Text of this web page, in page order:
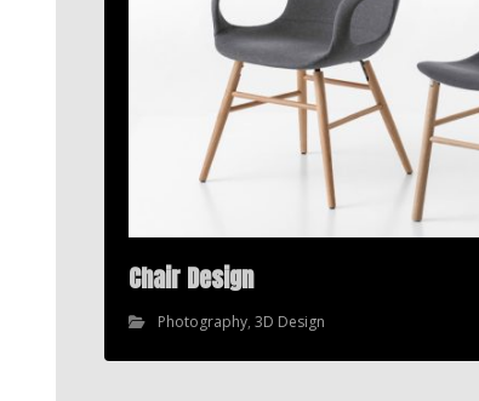
Chair Design
Photography, 3D Design